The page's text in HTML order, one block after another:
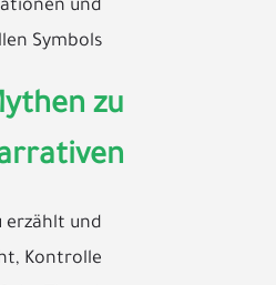
und
Symbols.
zu
erzählt und
Kontrolle